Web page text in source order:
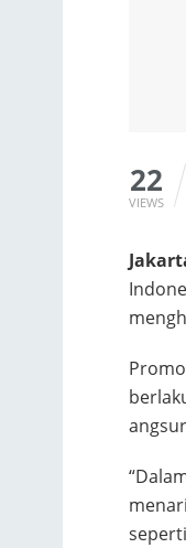
22
VIEWS